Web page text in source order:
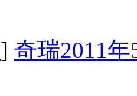
] 奇瑞2011